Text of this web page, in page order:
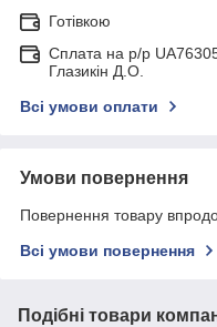
Готівкою
Сплата на р/р
Глазикін Д.О.
Всі умови оплати
Умови повернення
Повернення товару
Всі умови повернення
Подібні товари